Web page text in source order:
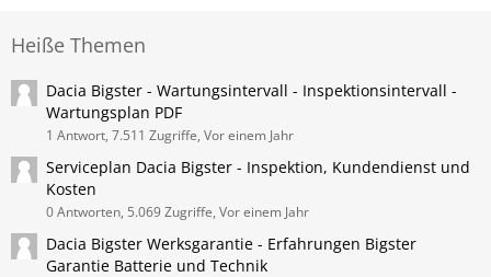
Heiße Themen
Dacia Bigster - Wartungsintervall - Inspektionsintervall -
Wartungsplan PDF
1 Antwort, 7.511 Zugriffe, Vor einem Jahr
Serviceplan Dacia Bigster - Inspektion, Kundendienst und
Kosten
0 Antworten, 5.069 Zugriffe, Vor einem Jahr
Dacia Bigster Werksgarantie - Erfahrungen Bigster
Garantie Batterie und Technik